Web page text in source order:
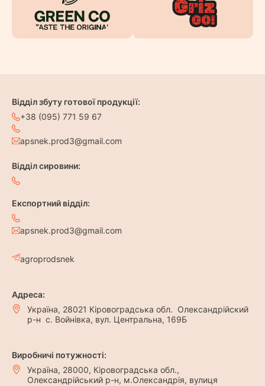
Відділ збуту готової продукції:
+38 (095) 771 59 67
apsnek.prod3@gmail.com
Відділ сировини:
Експортний відділ:
apsnek.prod3@gmail.com
agroprodsnek
Адреса:
Україна, 28021 Кіровоградська обл. Олександрійский
р-н с. Войнівка, вул. Центральна, 169Б
Виробничі потужності:
Україна, 28000, Кіровоградська обл.,
Олександрійський р-н, м.Олександрія, вулиця